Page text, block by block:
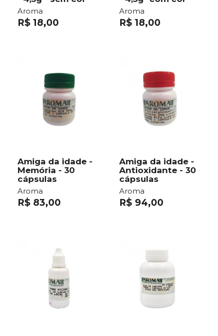
Aroma
R$ 18,00
Aroma
R$ 18,00
Amiga da idade -
Memória - 30
cápsulas
Aroma
R$ 83,00
Amiga da idade -
Antioxidante - 30
cápsulas
Aroma
R$ 94,00